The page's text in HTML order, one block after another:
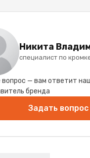
Никита
специалист по
— вам ответит
бренда
Задать вопрос